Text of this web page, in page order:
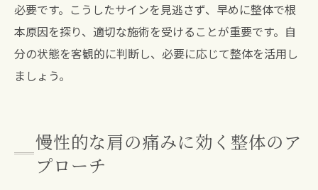
必要です。こうしたサインを見逃さず、早めに整体で根
本原因を探り、適切な施術を受けることが重要です。自
分の状態を客観的に判断し、必要に応じて整体を活用し
ましょう。
慢性的な肩の痛みに効く整体のア
プローチ